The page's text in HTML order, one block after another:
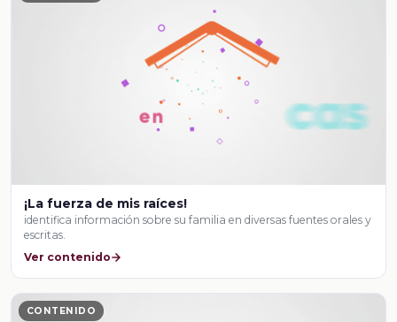
¡La fuerza de mis raíces!
identifica información sobre su familia en diversas fuentes orales y
escritas.
Ver contenido
CONTENIDO